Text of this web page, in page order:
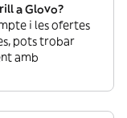
a Glovo?
i les ofertes
pots trobar
amb